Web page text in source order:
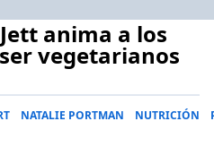
anima a los
vegetarianos
NATALIE PORTMAN NUTRICIÓN